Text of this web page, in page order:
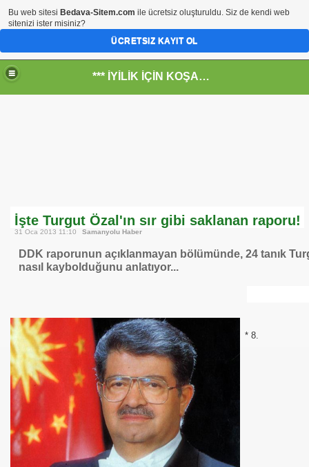
*** İYİLİK İÇİN KOŞANLARIN YERİ***
İşte Turgut Özal'ın sır gibi saklanan raporu!
31 Oca 2013 11:10 Samanyolu Haber
DDK raporunun açıklanmayan bölümünde, 24 tanık
nasıl kaybolduğunu anlatıyor...
* 8.
-Engellenen Mühendis !!!
Halal Food
AS-DER.
Bu web sitesi Bedava-Sitem.com ile ücretsiz oluşturuldu. Siz de kendi web
sitenizi ister misiniz?
ÜCRETSIZ KAYIT OL